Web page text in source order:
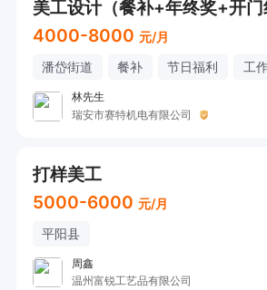
美工设计（餐补+年终奖+开门
4000-8000 元/月
潘岱街道 餐补 节日福利 工
林先生
瑞安市赛特机电有限公司
打样美工
5000-6000 元/月
平阳县
周鑫
温州富锐工艺品有限公司